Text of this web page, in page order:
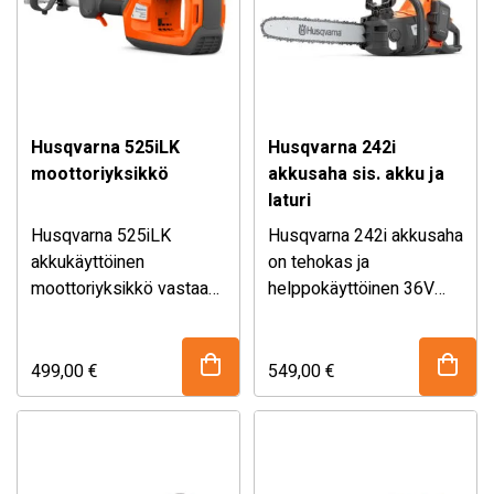
Erinomainen valinta
kotikäyttöön ja tee se
Husqvarna 525iLK
moottoriyksikkö
Husqvarna 525iLK
akkukäyttöinen
moottoriyksikkö vastaa
polttomoottorilaitetta ja
se on yhteensopiva
499,00€
Husqvarna 242i
akkusaha sis. akku ja
laturi
Husqvarna 242i akkusaha
on tehokas ja
helppokäyttöinen 36V
pilkkomiseen,
puunkaatoon ja
549,00€